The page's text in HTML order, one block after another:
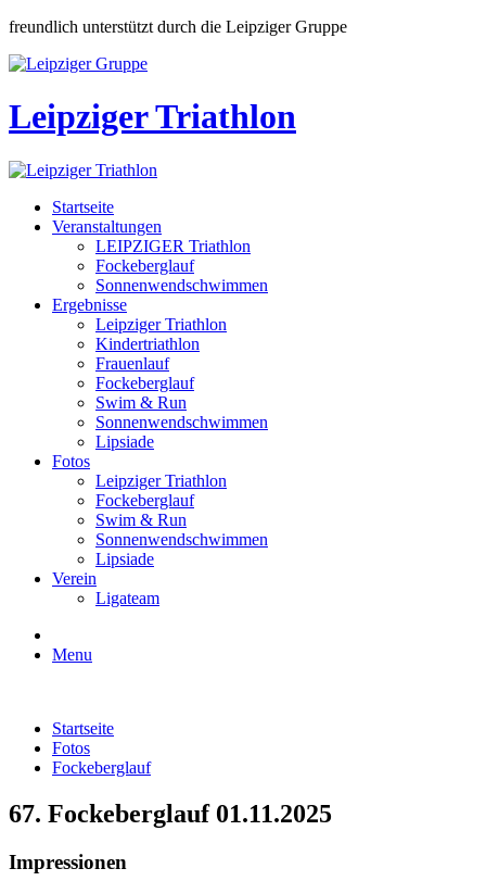
freundlich unterstützt durch die Leipziger Gruppe
Leipziger Triathlon
Startseite
Veranstaltungen
LEIPZIGER Triathlon
Fockeberglauf
Sonnenwendschwimmen
Ergebnisse
Leipziger Triathlon
Kindertriathlon
Frauenlauf
Fockeberglauf
Swim & Run
Sonnenwendschwimmen
Lipsiade
Fotos
Leipziger Triathlon
Fockeberglauf
Swim & Run
Sonnenwendschwimmen
Lipsiade
Verein
Ligateam
Menu
Startseite
Fotos
Fockeberglauf
67. Fockeberglauf 01.11.2025
Impressionen